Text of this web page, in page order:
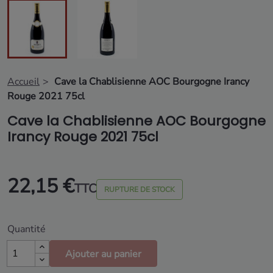
Accueil
Cave la Chablisienne AOC Bourgogne Irancy
Rouge 2021 75cl
Cave la Chablisienne AOC Bourgogne
Irancy Rouge 2021 75cl
22,15 €TTC RUPTURE DE STOCK
Quantité
Ajouter au panier